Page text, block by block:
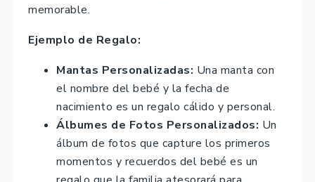
memorable.
Ejemplo de Regalo:
Mantas Personalizadas: Una manta con
el nombre del bebé y la fecha de
nacimiento es un regalo cálido y personal.
Álbumes de Fotos Personalizados: Un
álbum de fotos que capture los primeros
momentos y recuerdos del bebé es un